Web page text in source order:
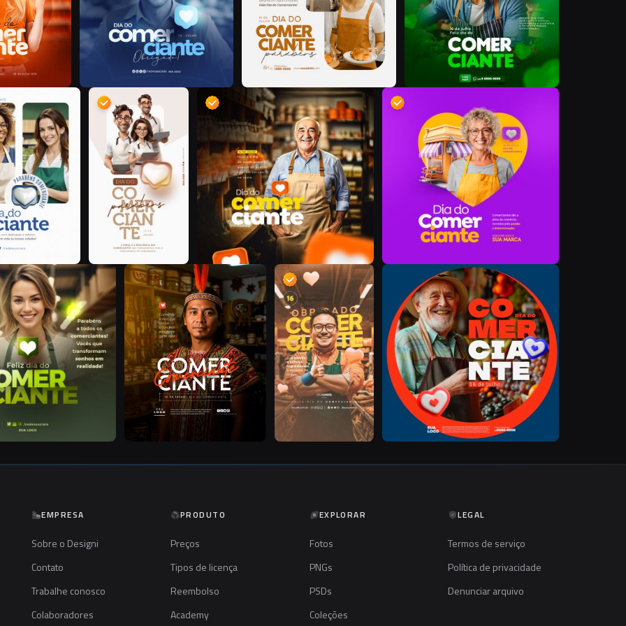
C C I
@ D
EMPRESA
Sobre o Designi
Contato
Trabalhe conosco
Colaboradores
PRODUTO
Preços
Tipos de licença
Reembolso
Academy
EXPLORAR
Fotos
PNGs
PSDs
Coleções
LEGAL
Termos de serviço
Política de privacidade
Denunciar arquivo